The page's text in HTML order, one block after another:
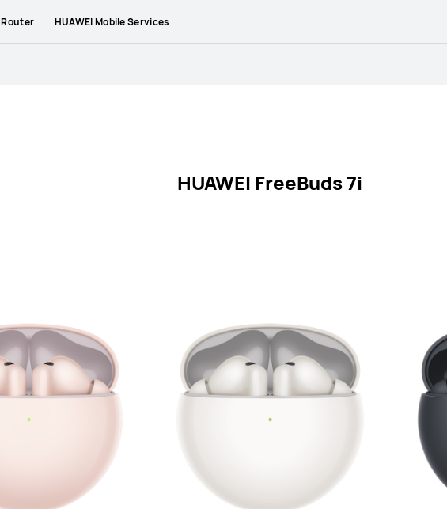
Router HUAWEI Mobile Services
HUAWEI FreeBuds 7i